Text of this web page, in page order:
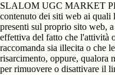
SLALOM UGC MARKET
contenuto dei siti web ai quali
presenti sul proprio sito web,
effettiva del fatto che l'attività
raccomanda sia illecita o che
risarcimento, oppure, qualora
per rimuovere o disattivare il